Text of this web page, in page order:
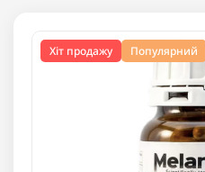
Хіт продажу Популярний